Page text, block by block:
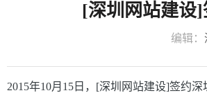
[深圳网站建设
编辑：
2015年10月15日，[深圳网站建设]签约深